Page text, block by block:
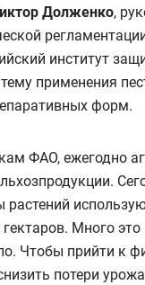
Долженко,
институт
применения
форм.
ФАО, ежегодно
растений
Много
Чтобы прийти к
потери